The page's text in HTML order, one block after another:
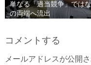
単なる「過当競争」では
の両端へ流出
コメントする
メールアドレスが公開